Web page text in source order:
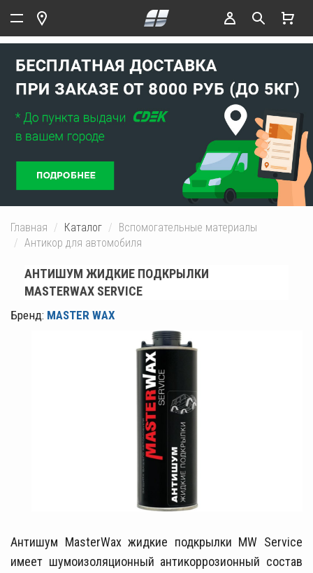
Главная Каталог
Вспомогательные материалы
Антикор для автомобиля
АНТИШУМ ЖИДКИЕ ПОДКРЫЛКИ
MASTERWAX SERVICE
Бренд: MASTER WAX
Антишум MasterWax жидкие подкрылки MW Service
имеет шумоизоляционный антикоррозионный состав